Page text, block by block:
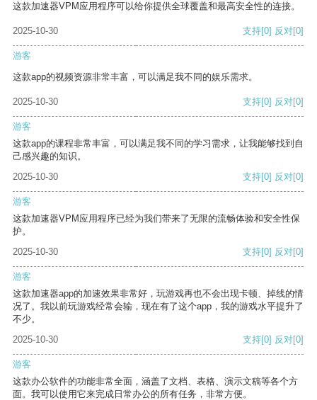
这款加速器VPM应用程序可以给你提供全球覆盖和最高安全性的连接。
2025-10-30 支持[0] 反对[0]
游客
这款app的视频资源非常丰富，可以满足我不同的娱乐需求。
2025-10-30 支持[0] 反对[0]
游客
这款app的课程非常丰富，可以满足我不同的学习需求，让我能够找到自
己感兴趣的知识。
2025-10-30
支持[0] 反对[0]
游客
这款加速器VPM应用程序已经为我们带来了无限的流畅体验和安全性保
护。
2025-10-30
支持[0] 反对[0]
游客
这款加速器app的加速效果非常好，玩游戏再也不会出现卡顿、掉线的情
况了。我以前玩游戏经常会输，现在有了这个app，我的游戏水平提升了
不少。
2025-10-30
支持[0] 反对[0]
游客
这款办公软件的功能非常全面，涵盖了文档、表格、演示文稿等各个方
面。我可以使用它来完成日常办公的所有任务，非常方便。